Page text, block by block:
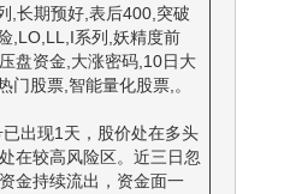
,长期预好,表后400,突破
,LO,LL,I系列,妖精度前
盘资金,大涨密码,10日大
门股票,智能量化股票,。
出现1天，股价处在多头
在较高风险区。近三日忽
金持续流出，资金面一